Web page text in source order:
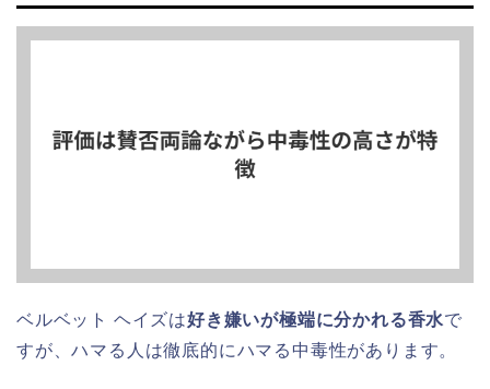
ベルベット ヘイズは好き嫌いが極端に分かれる香水で
すが、ハマる人は徹底的にハマる中毒性があります。